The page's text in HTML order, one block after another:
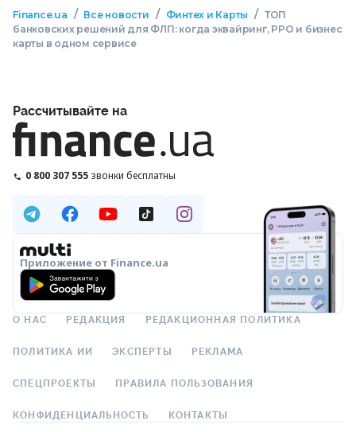
Finance.ua / Все новости / Финтех и Карты / ТОП
банковских решений для ФЛП: когда эквайринг, РРО и бизнес
карты в одном сервисе
Рассчитывайте на
0 800 307 555 звонки бесплатны
Приложение от Finance.ua
О НАС РЕДАКЦИЯ РЕДАКЦИОННАЯ ПОЛИТИКА
ПОЛИТИКА ИИ ЭКСПЕРТЫ РЕКЛАМА
СПЕЦПРОЕКТЫ ПРАВИЛА ПОЛЬЗОВАНИЯ
КОНФИДЕНЦИАЛЬНОСТЬ КОНТАКТЫ